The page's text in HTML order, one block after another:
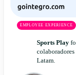
EMPLOYEE EXPERIENCE
Sports Play
colaboradores
Latam.